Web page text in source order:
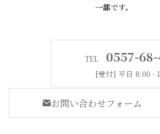
一部です。
TEL 0557-68-
[受付] 平日 8:00 -
お問い合わせフォーム